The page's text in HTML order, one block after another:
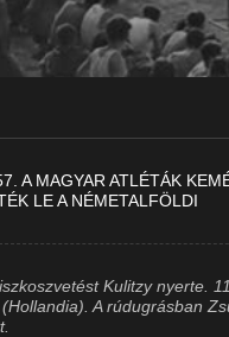
A MAGYAR ATLÉTÁK
LE A NÉMETALFÖLDI
Kulitzy nyerte.
A rúdugrásban